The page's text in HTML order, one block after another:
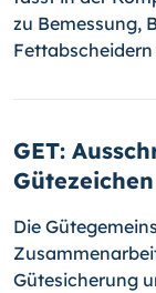
zu Bemessung,
GET:
Die
Gütesicherung